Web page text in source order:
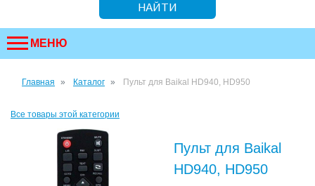
МЕНЮ
Главная Каталог Пульт для Baikal HD940, HD950
Все товары этой категории
Пульт для Baikal
HD940, HD950